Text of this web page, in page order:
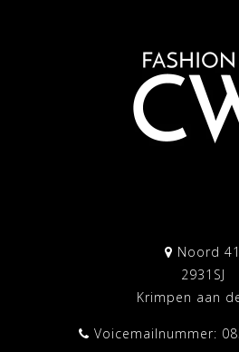
Noord 41
2931SJ
Krimpen aan
Voicemailnummer: